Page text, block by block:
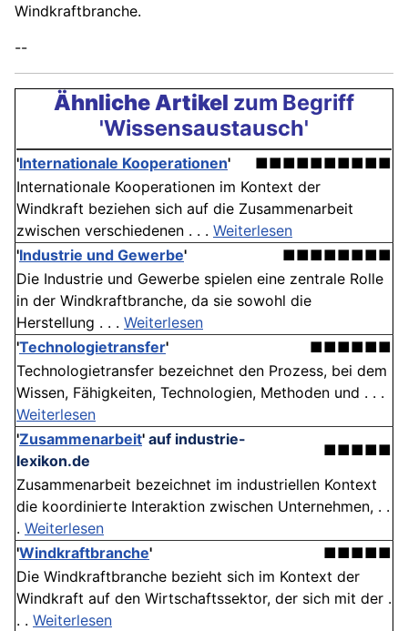
Windkraftbranche.
--
Ähnliche Artikel zum Begriff
'Wissensaustausch'
'Internationale Kooperationen'
■■■■■■■■■■
Internationale Kooperationen im Kontext der
Windkraft beziehen sich auf die Zusammenarbeit
zwischen verschiedenen . . . Weiterlesen
'Industrie und Gewerbe'
■■■■■■■■
Die Industrie und Gewerbe spielen eine zentrale Rolle
in der Windkraftbranche, da sie sowohl die
Herstellung . . . Weiterlesen
'Technologietransfer'
■■■■■■
Technologietransfer bezeichnet den Prozess, bei dem
Wissen, Fähigkeiten, Technologien, Methoden und . . .
Weiterlesen
'Zusammenarbeit' auf industrie-
lexikon.de
■■■■■
Zusammenarbeit bezeichnet im industriellen Kontext
die koordinierte Interaktion zwischen Unternehmen, . .
. Weiterlesen
'Windkraftbranche'
■■■■■
Die Windkraftbranche bezieht sich im Kontext der
Windkraft auf den Wirtschaftssektor, der sich mit der .
. . Weiterlesen